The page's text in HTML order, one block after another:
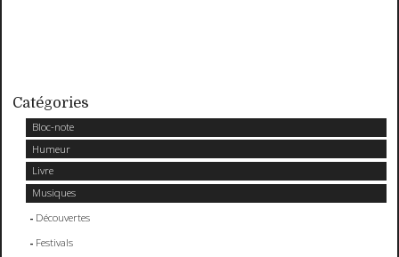
Catégories
Bloc-note
Humeur
Livre
Musiques
Découvertes
Festivals